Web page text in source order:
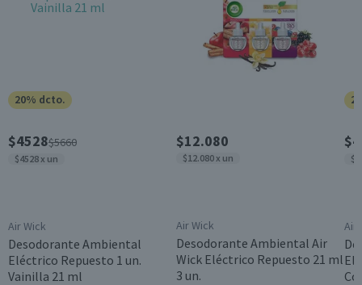
20% dcto.
$4528$5660
$4528 x un
Air Wick
Desodorante Ambiental
Eléctrico Repuesto 1 un.
Vainilla 21 ml
$12.080
$12.080 x un
Air Wick
Desodorante Ambiental Air
Wick Eléctrico Repuesto 21 ml
3 un.
Air